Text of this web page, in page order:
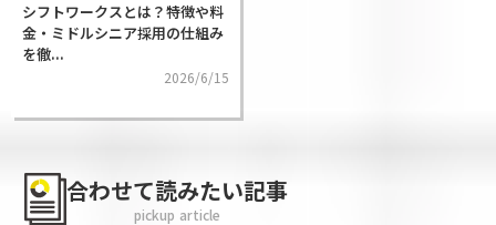
シフトワークスとは？特徴や料
金・ミドルシニア採用の仕組み
を徹...
2026/6/15
合わせて読みたい記事
pickup article